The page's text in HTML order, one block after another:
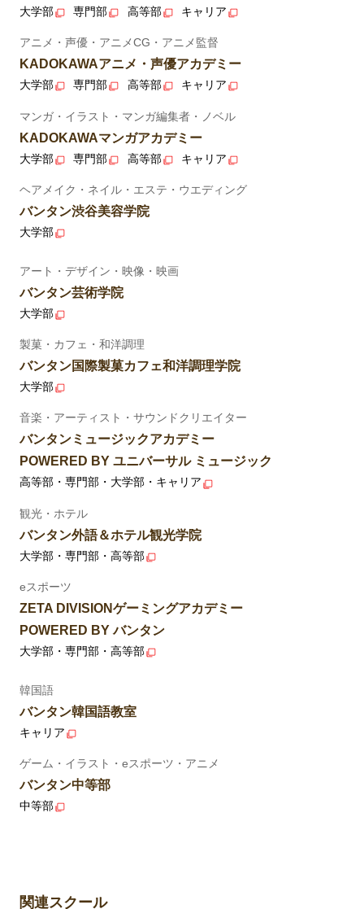
大学部 専門部 高等部 キャリア
アニメ・声優・アニメCG・アニメ監督
KADOKAWAアニメ・声優アカデミー
大学部 専門部 高等部 キャリア
マンガ・イラスト・マンガ編集者・ノベル
KADOKAWAマンガアカデミー
大学部 専門部 高等部 キャリア
ヘアメイク・ネイル・エステ・ウエディング
バンタン渋谷美容学院
大学部
アート・デザイン・映像・映画
バンタン芸術学院
大学部
製菓・カフェ・和洋調理
バンタン国際製菓カフェ和洋調理学院
大学部
音楽・アーティスト・サウンドクリエイター
バンタンミュージックアカデミー
POWERED BY ユニバーサル ミュージック
高等部・専門部・大学部・キャリア
観光・ホテル
バンタン外語＆ホテル観光学院
大学部・専門部・高等部
eスポーツ
ZETA DIVISIONゲーミングアカデミー
POWERED BY バンタン
大学部・専門部・高等部
韓国語
バンタン韓国語教室
キャリア
ゲーム・イラスト・eスポーツ・アニメ
バンタン中等部
中等部
関連スクール